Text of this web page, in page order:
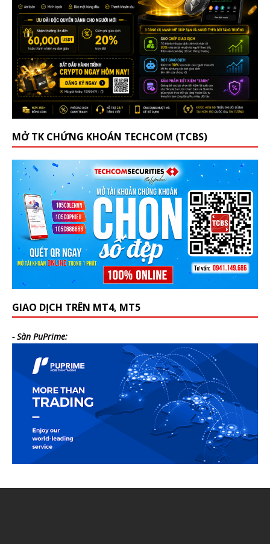
MỞ TK CHỨNG KHOÁN TECHCOM (TCBS)
GIAO DỊCH TRÊN MT4, MT5
- Sàn PuPrime: